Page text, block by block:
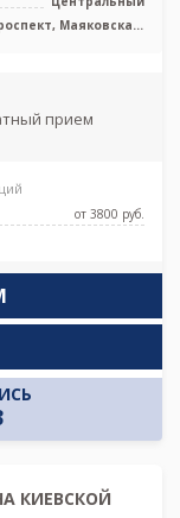
Маяковская,
прием
от 3800 pуб.
КИЕВСКОЙ